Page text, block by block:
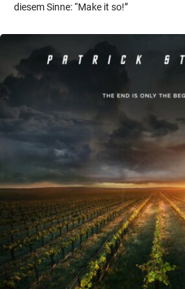
diesem Sinne: “Make it so!”